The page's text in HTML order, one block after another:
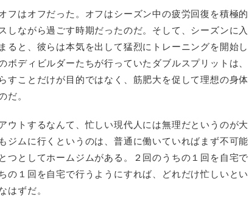
フはオフだった。オフはシーズン中の疲労回復を積極的
しながら過ごす時期だったのだ。そして、シーズンに入
ると、彼らは本気を出して猛烈にトレーニングを開始し
ボディビルダーたちが行っていたダブルスプリットは、
すことだけが目的ではなく、筋肥大を促して理想の身体
だ。
ウトするなんて、忙しい現代人には無理だというのが大
ジムに行くというのは、普通に働いていればまず不可能
つとしてホームジムがある。２回のうちの１回を自宅で
の１回を自宅で行うようにすれば、どれだけ忙しいとい
はずだ。